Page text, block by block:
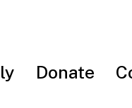
Donate